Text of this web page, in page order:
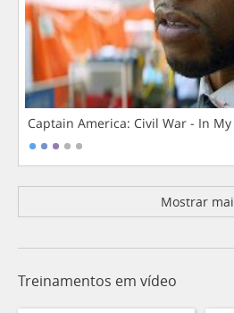
Captain America: Civil War - In
Mostrar
Treinamentos em vídeo